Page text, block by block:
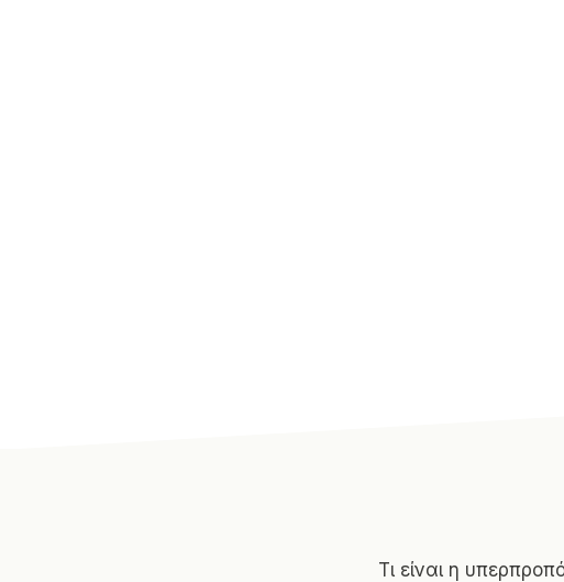
Τι είναι η